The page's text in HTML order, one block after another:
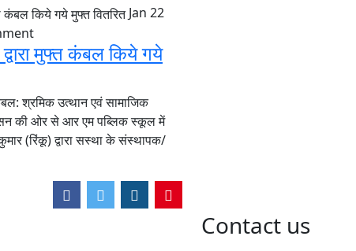
Jan 22
मुफ्त कंबल किये गये
श्रमिक उत्थान एवं सामाजिक
की ओर से आर एम पब्लिक स्कूल में
(रिंकू) द्वारा सस्था के संस्थापक/
Contact us